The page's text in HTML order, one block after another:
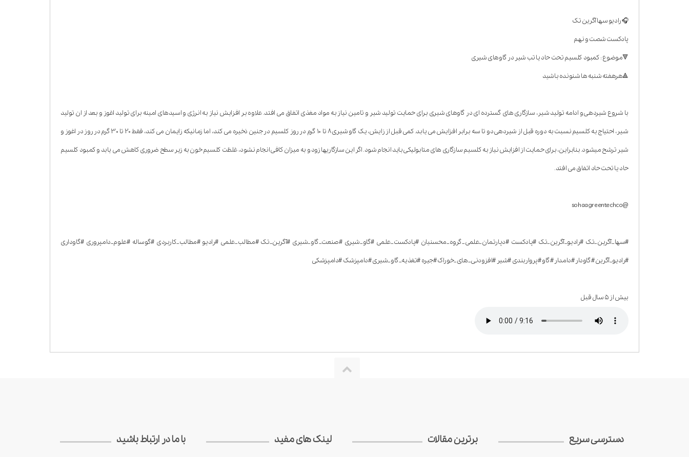
🎧 رادیو سها آگرین تک
پادکست شصت و نهم
🔻موضوع : کمبود کلسیم تحت حاد یا تب شیر در گاوهای شیری
🔺هرهفته شنبه ها شنونده باشید
با شروع شیردهی و ادامه تولید شیر، سازگاری های گسترده ای در گاوهای شیری برای حمایت تولید شیر و تامین نیاز به مواد مغذی اتفاق می افتد. علاوه بر افزایش نیاز به انرژی و اسیدهای امینه برای تولید اغوز و بعد از ان تولید
شیر، احتیاج به کلسیم نسبت به دوره قبل از شیردهی دو تا سه برابر افزایش می یابد. کمی قبل از زایش، یک گاو شیری 8 تا 10 گرم در روز کلسیم در جنین ذخیره می کند، اما زمانیکه زایمان می کند، فقط 20 تا 30 گرم در روز در اغوز و
شیر ترشح میشود. بنابراین، برای حمایت از افزایش نیاز به کلسیم سازگاری های متابولیکی باید انجام شود. اگر این سازگاریها زود و به میزان کافی انجام نشود، غلظت کلسیم خون به زیر سطح ضروری کاهش می یابد و کمبود کلسیم
حاد یا تحت حاد اتفاق می افتد.
@sohaagreentechco
#سها_آگرین_تک #رادیو_آگرین_تک #پادکست #دپارتمان_علمی_گروه_محسنیان #پادکست_علمی #گاو_شیری #صنعت_گاو_شیری #آگرین_تک #مطالب_علمی #رادیو #مطالب_کاربردی #گوساله #علوم_دامپروری #گاوداری
#رادیو_آگرین #گاودار #دامدار #گاو #پرواربندی #شیر #افزودنی_های_خوراک #جیره #تغذیه_گاو_شیری #دامپزشک #دامپزشکی
بیش از ۵ سال قبل
دسترسی سریع برترین مقالات لینک های مفید با ما در ارتباط باشید